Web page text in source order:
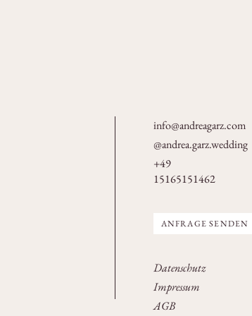
info@andreagarz.com
@andrea.garz.wedding
+49
15165151462
ANFRAGE SENDEN
Datenschutz
Impressum
AGB